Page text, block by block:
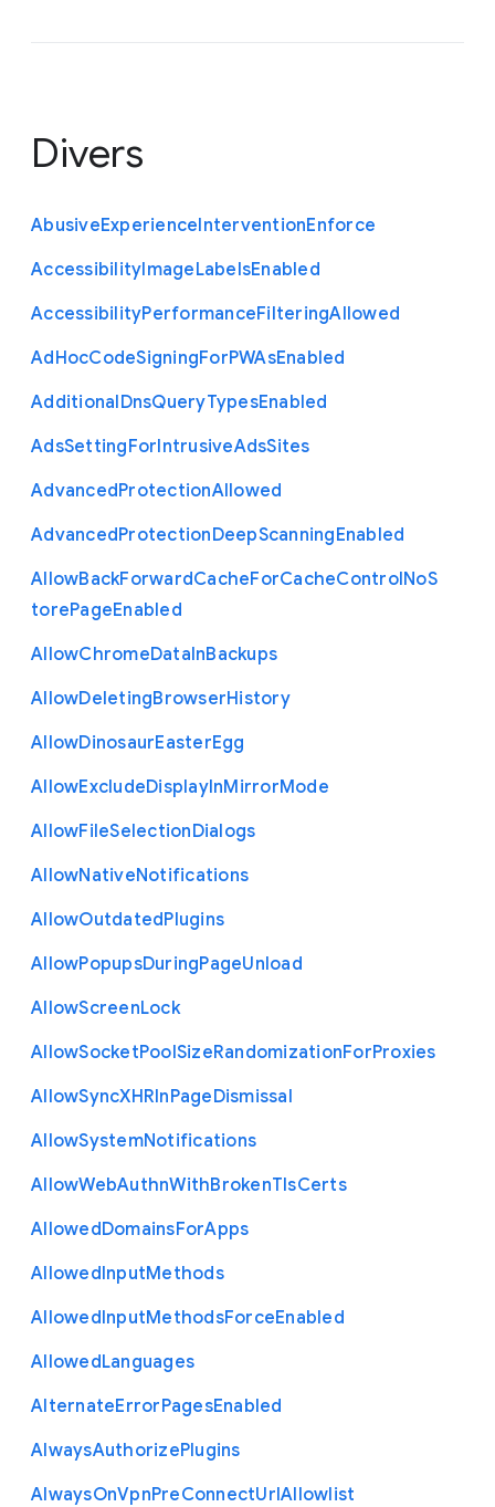
Divers
AbusiveExperienceInterventionEnforce
AccessibilityImageLabelsEnabled
AccessibilityPerformanceFilteringAllowed
AdHocCodeSigningForPWAsEnabled
AdditionalDnsQueryTypesEnabled
AdsSettingForIntrusiveAdsSites
AdvancedProtectionAllowed
AdvancedProtectionDeepScanningEnabled
AllowBackForwardCacheForCacheControlNoS
torePageEnabled
AllowChromeDataInBackups
AllowDeletingBrowserHistory
AllowDinosaurEasterEgg
AllowExcludeDisplayInMirrorMode
AllowFileSelectionDialogs
AllowNativeNotifications
AllowOutdatedPlugins
AllowPopupsDuringPageUnload
AllowScreenLock
AllowSocketPoolSizeRandomizationForProxies
AllowSyncXHRInPageDismissal
AllowSystemNotifications
AllowWebAuthnWithBrokenTlsCerts
AllowedDomainsForApps
AllowedInputMethods
AllowedInputMethodsForceEnabled
AllowedLanguages
AlternateErrorPagesEnabled
AlwaysAuthorizePlugins
AlwaysOnVpnPreConnectUrlAllowlist